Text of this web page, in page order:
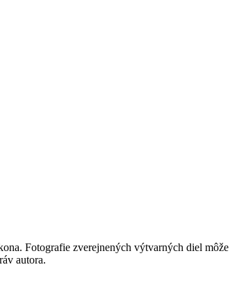
Fotografie zverejnených výtvarných diel môže
autora.